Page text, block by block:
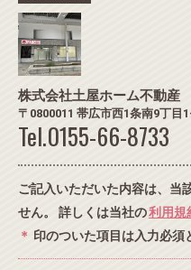
株式会社土屋ホーム不動産
〒0800011 帯広市西1条南9丁目
Tel.0155-66-8733
ご記入いただいた内容は、当
せん。 詳しくは当社の利用規
＊ 印のついた項目は入力必須